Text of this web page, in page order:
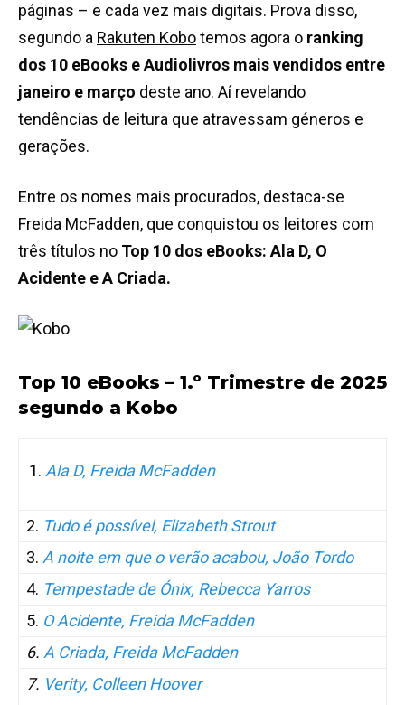
páginas – e cada vez mais digitais. Prova disso,
segundo a Rakuten Kobotemos agora o ranking
dos 10 eBooks e Audiolivros mais vendidos entre
janeiro e março deste ano. Aí revelando
tendências de leitura que atravessam géneros e
gerações.
Entre os nomes mais procurados, destaca-se
Freida McFadden, que conquistou os leitores com
três títulos no Top 10 dos eBooks: Ala D, O
Acidente e A Criada.
Top 10 eBooks – 1.º Trimestre de 2025
segundo a Kobo
Ala D, Freida McFadden
2. Tudo é possível, Elizabeth Strout
3. A noite em que o verão acabou, João Tordo
4. Tempestade de Ónix, Rebecca Yarros
5. O Acidente, Freida McFadden
6. A Criada, Freida McFadden
7. Verity, Colleen Hoover